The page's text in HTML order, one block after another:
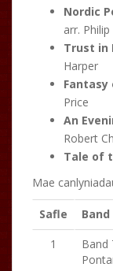
Nordic
arr.
Trust in
Harper
Fantasy
Price
An
Robert
Tale of
Mae
Safle Band
1
Band